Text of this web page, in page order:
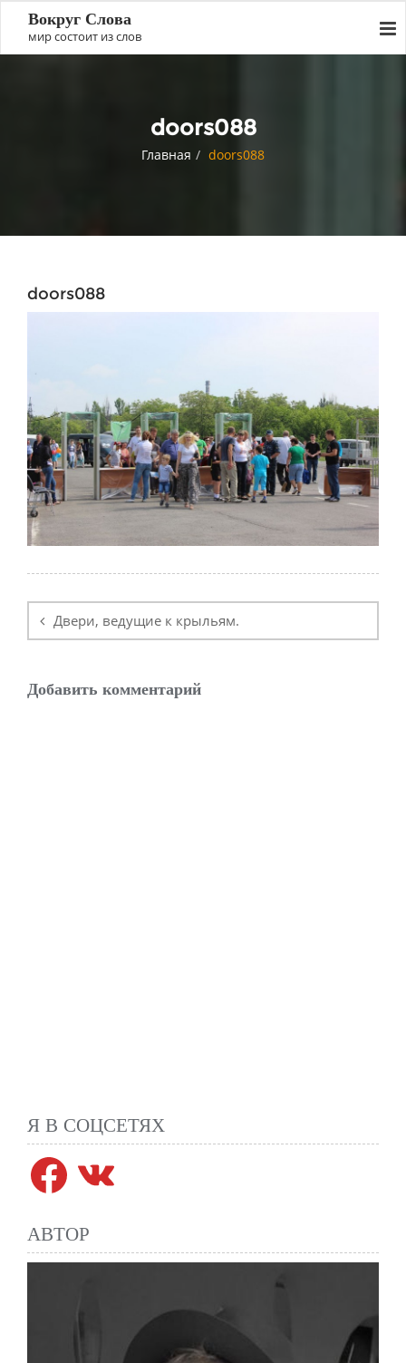
Вокруг Слова
мир состоит из слов
doors088
Главная doors088
doors088
по
записям
Двери, ведущие к крыльям.
Добавить комментарий
Я В СОЦСЕТЯХ
Facebook
АВТОР